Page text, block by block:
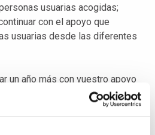
usuarias acogidas;
con el apoyo que
usuarias desde las diferentes
un año más con vuestro apoyo
haga realidad. Tienes
y datos sobre nuestra labor e